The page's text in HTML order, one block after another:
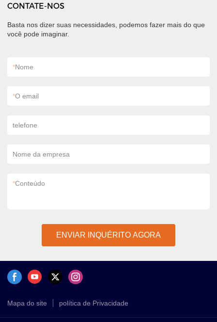
CONTATE-NOS
Basta nos dizer suas necessidades, podemos fazer mais do que
você pode imaginar.
*Nome
*O email
telefone
Nome da empresa
*Conteúdo
ENVIAR INQUÉRITO AGORA
Mapa do site política de Privacidade